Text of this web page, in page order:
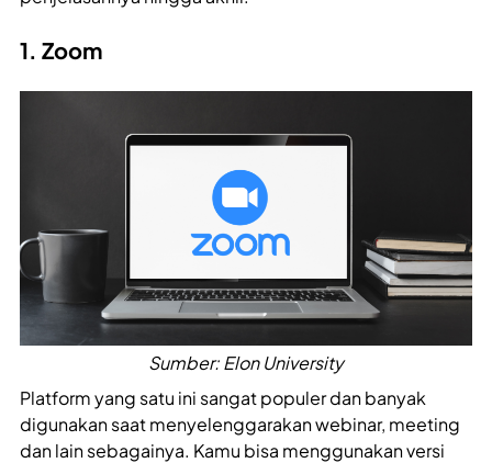
1. Zoom
Sumber: Elon University
Platform yang satu ini sangat populer dan banyak
digunakan saat menyelenggarakan webinar, meeting
dan lain sebagainya. Kamu bisa menggunakan versi